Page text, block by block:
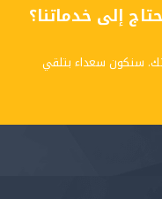
إلى خدماتنا؟
سنكون سعداء بتلقي